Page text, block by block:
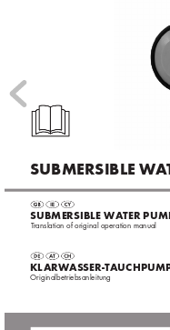
SUBMERSIBLE WA
KL ARWASSER-TAUC
Originalbetriebsanleitung
SUBMERSIBLE WATER
Translation of original operation manual